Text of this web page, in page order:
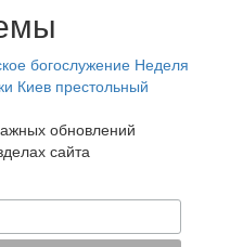
богослужение Неделя
Киев престольный
обновлений
сайта